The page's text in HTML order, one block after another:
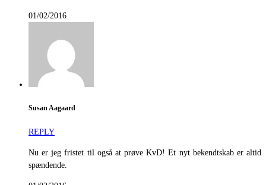
01/02/2016
Susan Aagaard
REPLY
Nu er jeg fristet til også at prøve KvD! Et nyt bekendtskab er altid
spændende.